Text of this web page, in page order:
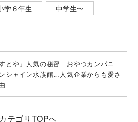
学６年生
中学生〜
すとや」人気の秘密 おやつカンパニ
シャイン水族館…人気企業からも愛さ
カテゴリ TOPへ